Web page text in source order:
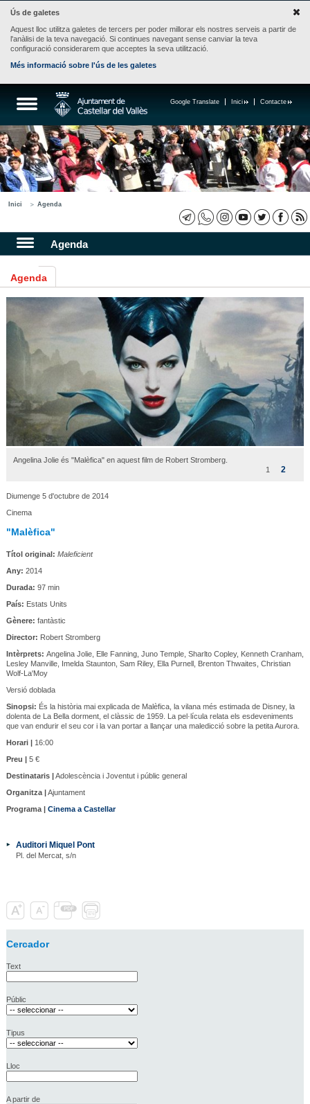
Ús de galetes
Aquest lloc utilitza galetes de tercers per poder millorar els nostres serveis a partir de
l'anàlisi de la teva navegació. Si continues navegant sense canviar la teva
configuració considerarem que acceptes la seva utilització.
Més informació sobre l'ús de les galetes
Contacte
Inici
Google Translate
Inici Agenda
Agenda
Agenda
Angelina Jolie és "Malèfica" en aquest film de Robert Stromberg.
1
2
Diumenge 5 d'octubre de 2014
Cinema
"Malèfica"
Títol original: Maleficient
Any: 2014
Durada: 97 min
País: Estats Units
Gènere: fantàstic
Director: Robert Stromberg
Intèrprets: Angelina Jolie, Elle Fanning, Juno Temple, Sharlto Copley, Kenneth Cranham,
Lesley Manville, Imelda Staunton, Sam Riley, Ella Purnell, Brenton Thwaites, Christian
Wolf-La'Moy
Versió doblada
Sinopsi: És la història mai explicada de Malèfica, la vilana més estimada de Disney, la
dolenta de La Bella dorment, el clàssic de 1959. La pel·lícula relata els esdeveniments
que van endurir el seu cor i la van portar a llançar una maledicció sobre la petita Aurora.
Horari |16:00
Preu |5 €
Destinataris |Adolescència i Joventut i públic general
Organitza |Ajuntament
Programa | Cinema a Castellar
Auditori Miquel Pont
Pl. del Mercat, s/n
Cercador
Text
Públic
Tipus
Lloc
A partir de